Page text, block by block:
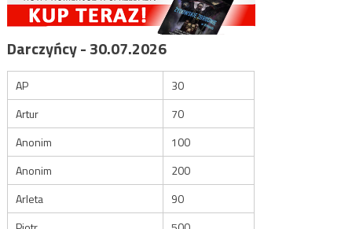
Darczyńcy - 30.07.2026
AP
30
Artur
70
Anonim
100
Anonim
200
Arleta
90